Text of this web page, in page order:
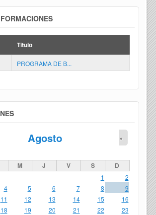
Titulo
PROGRAMA DE B...
Agosto »
M J V S D
1
2
4 5 6 7 8
9
11 12 13 14 15
16
18 19 20 21 22
23